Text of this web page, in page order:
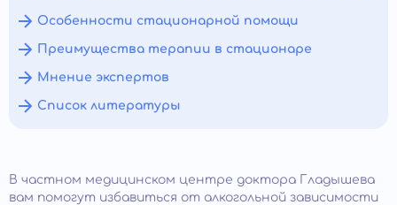
Особенности стационарной помощи
Преимущества терапии в стационаре
Мнение экспертов
Список литературы
В частном медицинском центре доктора Гладышева
вам помогут избавиться от алкогольной зависимости